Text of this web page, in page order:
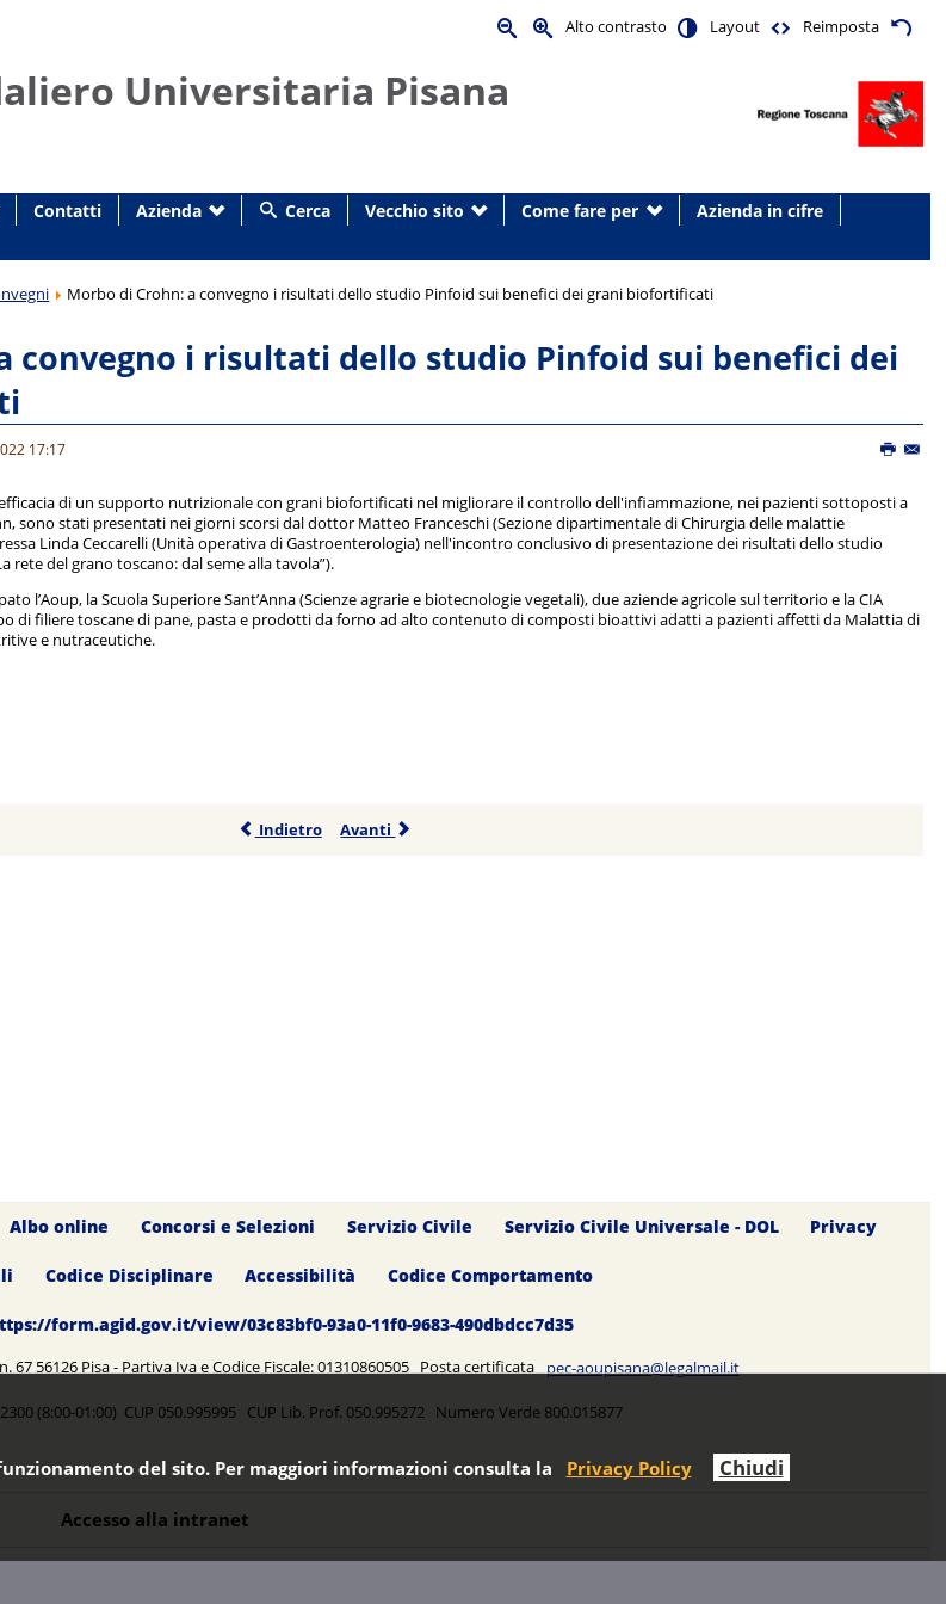
Alto contrasto Layout Reimposta
Universitaria Pisana
Contatti Azienda Cerca Vecchio sito Come fare per
Azienda in cifre
Morbo di Crohn: a convegno i risultati dello studio Pinfoid sui benefici dei grani biofortificati
convegno i risultati dello studio Pinfoid sui benefici dei
17:17
di un supporto nutrizionale con grani biofortificati nel migliorare il controllo dell'infiammazione, nei pazienti sottoposti a
sono stati presentati nei giorni scorsi dal dottor Matteo Franceschi (Sezione dipartimentale di Chirurgia delle malattie
Linda Ceccarelli (Unità operativa di Gastroenterologia) nell'incontro conclusivo di presentazione dei risultati dello studio
rete del grano toscano: dal seme alla tavola”).
l’Aoup, la Scuola Superiore Sant’Anna (Scienze agrarie e biotecnologie vegetali), due aziende agricole sul territorio e la CIA
di filiere toscane di pane, pasta e prodotti da forno ad alto contenuto di composti bioattivi adatti a pazienti affetti da Malattia di
e nutraceutiche.
Indietro Avanti
Albo online Concorsi e Selezioni Servizio Civile Servizio Civile Universale - DOL Privacy
Codice Disciplinare Accessibilità Codice Comportamento
form.agid.gov.it/view/03c83bf0-93a0-11f0-9683-490dbdcc7d35
67 56126 Pisa - Partiva Iva e Codice Fiscale: 01310860505 Posta certificata pec-aoupisana@legalmail.it
(8:00-01:00) CUP 050.995995 CUP Lib. Prof. 050.995272 Numero Verde 800.015877
Accesso alla intranet
del sito. Per maggiori informazioni consulta la Privacy Policy Chiudi